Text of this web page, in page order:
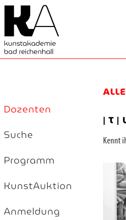
Dozenten
Suche
Programm
KunstAuktion
Anmeldung
ALLE
|T |
Kennt